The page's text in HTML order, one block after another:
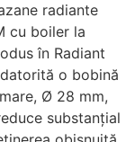
radiante
cu boiler la
în Radiant
o bobină
Ø 28 mm,
substanțial